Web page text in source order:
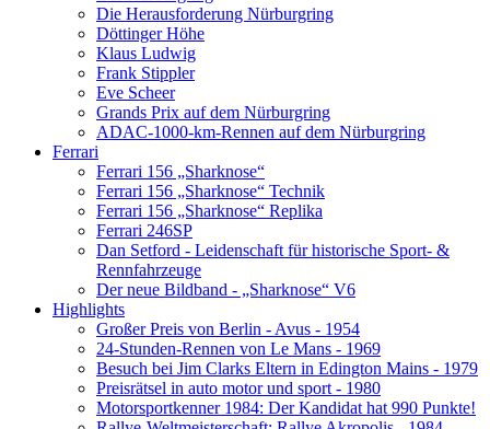
Die Herausforderung Nürburgring
Döttinger Höhe
Klaus Ludwig
Frank Stippler
Eve Scheer
Grands Prix auf dem Nürburgring
ADAC-1000-km-Rennen auf dem Nürburgring
Ferrari
Ferrari 156 „Sharknose“
Ferrari 156 „Sharknose“ Technik
Ferrari 156 „Sharknose“ Replika
Ferrari 246SP
Dan Setford - Leidenschaft für historische Sport- &
Rennfahrzeuge
Der neue Bildband - „Sharknose“ V6
Highlights
Großer Preis von Berlin - Avus - 1954
24-Stunden-Rennen von Le Mans - 1969
Besuch bei Jim Clarks Eltern in Edington Mains - 1979
Preisrätsel in auto motor und sport - 1980
Motorsportkenner 1984: Der Kandidat hat 990 Punkte!